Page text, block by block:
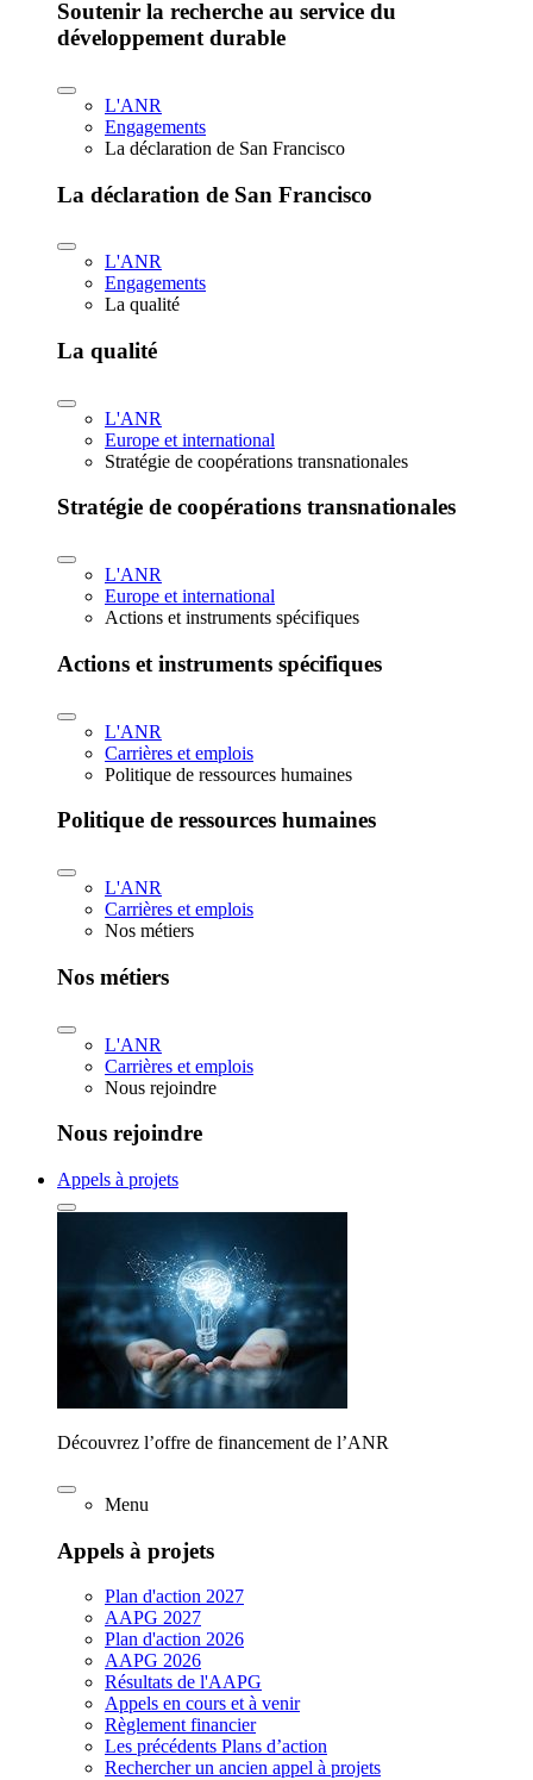
Soutenir la recherche au service du
développement durable
L'ANR
Engagements
La déclaration de San Francisco
La déclaration de San Francisco
L'ANR
Engagements
La qualité
La qualité
L'ANR
Europe et international
Stratégie de coopérations transnationales
Stratégie de coopérations transnationales
L'ANR
Europe et international
Actions et instruments spécifiques
Actions et instruments spécifiques
L'ANR
Carrières et emplois
Politique de ressources humaines
Politique de ressources humaines
L'ANR
Carrières et emplois
Nos métiers
Nos métiers
L'ANR
Carrières et emplois
Nous rejoindre
Nous rejoindre
Appels à projets
Découvrez l’offre de financement de l’ANR
Menu
Appels à projets
Plan d'action 2027
AAPG 2027
Plan d'action 2026
AAPG 2026
Résultats de l'AAPG
Appels en cours et à venir
Règlement financier
Les précédents Plans d’action
Rechercher un ancien appel à projets